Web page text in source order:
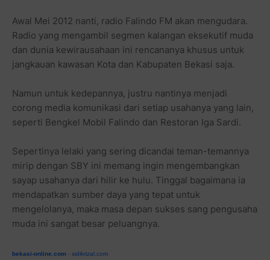
Awal Mei 2012 nanti, radio Falindo FM akan mengudara.
Radio yang mengambil segmen kalangan eksekutif muda
dan dunia kewirausahaan ini rencananya khusus untuk
jangkauan kawasan Kota dan Kabupaten Bekasi saja.
Namun untuk kedepannya, justru nantinya menjadi
corong media komunikasi dari setiap usahanya yang lain,
seperti Bengkel Mobil Falindo dan Restoran Iga Sardi.
Sepertinya lelaki yang sering dicandai teman-temannya
mirip dengan SBY ini memang ingin mengembangkan
sayap usahanya dari hilir ke hulu. Tinggal bagaimana ia
mendapatkan sumber daya yang tepat untuk
mengelolanya, maka masa depan sukses sang pengusaha
muda ini sangat besar peluangnya.
bekasi-online.com - sidikrizal.com